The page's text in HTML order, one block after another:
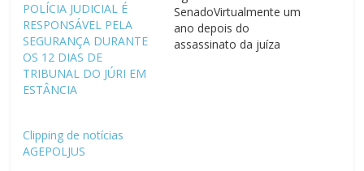
POLÍCIA JUDICIAL É
RESPONSÁVEL PELA
SEGURANÇA DURANTE
OS 12 DIAS DE
TRIBUNAL DO JÚRI EM
ESTÂNCIA
SenadoVirtualmente um
ano depois do
assassinato da juíza
Clipping de notícias
AGEPOLJUS